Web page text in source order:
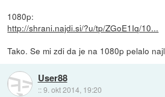
1080p:
http://shrani.najdi.si/?u/tp/ZGoE1Iq/10...
Tako. Se mi zdi da je na 1080p pelalo
User88
::9. okt 2014, 19:20